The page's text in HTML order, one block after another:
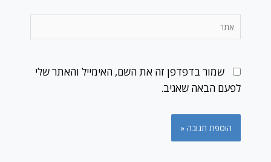
אתר
שמור בדפדפן זה את השם, האימייל והאתר שלי
לפעם הבאה שאגיב.